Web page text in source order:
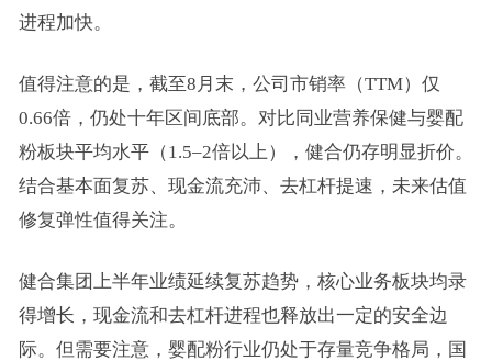
进程加快。
值得注意的是，截至8月末，公司市销率（TTM）仅
0.66倍，仍处十年区间底部。对比同业营养保健与婴配
粉板块平均水平（1.5–2倍以上），健合仍存明显折价。
结合基本面复苏、现金流充沛、去杠杆提速，未来估值
修复弹性值得关注。
健合集团上半年业绩延续复苏趋势，核心业务板块均录
得增长，现金流和去杠杆进程也释放出一定的安全边
际。但需要注意，婴配粉行业仍处于存量竞争格局，国